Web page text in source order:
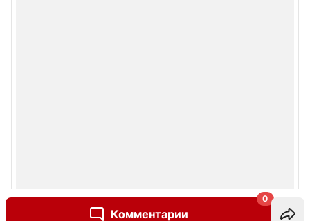
Комментарии
0